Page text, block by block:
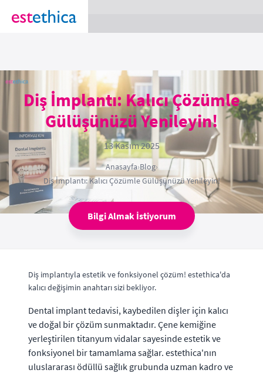
section Service {
Diş İmplantı: Kalıcı Çözümle
Gülüşünüzü Yenileyin!
13 Kasım 2025
Anasayfa›Blog›
Diş İmplantı: Kalıcı Çözümle Gülüşünüzü Yenileyin!
Bilgi Almak İstiyorum
Diş implantıyla estetik ve fonksiyonel çözüm! estethica'da
kalıcı değişimin anahtarı sizi bekliyor.
Dental implant tedavisi, kaybedilen dişler için kalıcı
ve doğal bir çözüm sunmaktadır. Çene kemiğine
yerleştirilen titanyum vidalar sayesinde estetik ve
fonksiyonel bir tamamlama sağlar. estethica'nın
uluslararası ödüllü sağlık grubunda uzman kadro ve